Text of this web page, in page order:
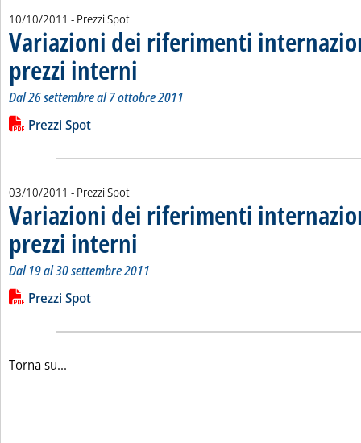
10/10/2011 - Prezzi Spot
Variazioni dei riferimenti
prezzi interni
Dal 26 settembre al 7 ottobre 2011
Leggi tutta la notizia: 'Variazioni dei riferimenti
Lista allegati PDF alla notizia
Prezzi Spot
03/10/2011 - Prezzi Spot
Variazioni dei riferimenti
prezzi interni
Dal 19 al 30 settembre 2011
Leggi tutta la notizia: 'Variazioni dei riferimenti
Lista allegati PDF alla notizia
Prezzi Spot
Torna su...